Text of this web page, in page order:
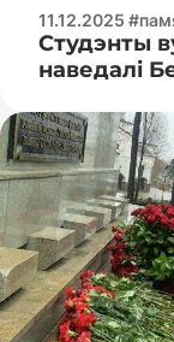
11.12.2025
Студэнты
наведалі
была
ахоўных
генацыду